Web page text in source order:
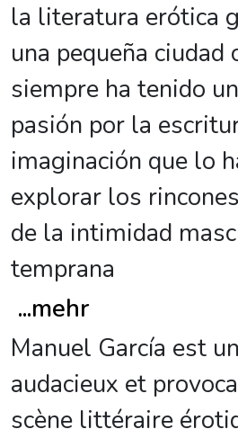
la literatura erótica
una pequeña ciudad
siempre ha tenido
pasión por la
imaginación que lo
explorar los
de la intimidad
temprana
...mehr
Manuel García est
audacieux et
scène littéraire